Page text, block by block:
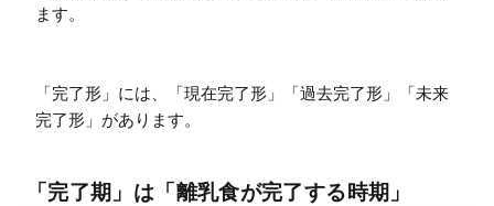
ます。
「完了形」には、「現在完了形」「過去完了形」「未来
完了形」があります。
「完了期」は「離乳食が完了する時期」